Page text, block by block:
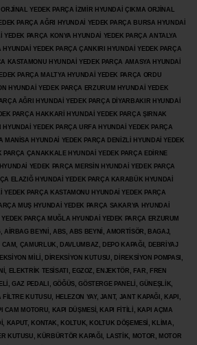
YEDEK PARÇA İZMİR HYUNDAİ ÇIKMA ORJİNAL
PARÇA AĞRI HYUNDAİ YEDEK PARÇA BURSA HYUNDAİ
YEDEK PARÇA KONYA HYUNDAİ YEDEK PARÇA ANTALYA
HYUNDAİ YEDEK PARÇA ÇANKIRI HYUNDAİ YEDEK PARÇA
KASTAMONU HYUNDAİ YEDEK PARÇA AMASYA HYUNDAİ
PARÇA MALTYA HYUNDAİ YEDEK PARÇA ORDU
HYUNDAİ YEDEK PARÇA ERZURUM HYUNDAİ YEDEK
AĞRI HYUNDAİ YEDEK PARÇA DİYARBAKIR HYUNDAİ
PARÇA HAKKARİ HYUNDAİ YEDEK PARÇA ŞIRNAK
HYUNDAİ YEDEK PARÇA URFA HYUNDAİ YEDEK PARÇA
MANİSA HYUNDAİ YEDEK PARÇA DENİZLİ HYUNDAİ YEDEK
PARÇA ÇANAKKALE HYUNDAİ YEDEK PARÇA EDİRNE
YEDEK PARÇA MERSİN HYUNDAİ YEDEK PARÇA
ELAZIĞ HYUNDAİ YEDEK PARÇA KARABÜK HYUNDAİ
YEDEK PARÇA KASTAMONU HYUNDAİ YEDEK PARÇA
MUŞ HYUNDAİ YEDEK PARÇA SAKARYA HYUNDAİ
PARÇA MUĞLA HYUNDAİ YEDEK PARÇA ERZURUM
AİRBAG BEYNİ, ABS, ABS BEYNİ, AMORTİSÖR, BAGAJ,
ÇAMURLUK, DAVLUMBAZ, DEPO KAPAĞI, DEBRİYAJ
MİLİ, DİREKSİYON KUTUSU, DİREKSİYON POMPASI,
ELEKTRİK TESİSATI, EGZOZ, ENJEKTÖR, FAR, FREN
GAZ PEDALI, GÖĞÜS, GÖSTERGE PANELİ, GÜNEŞLİK,
KUTUSU, HELEZON YAY, JANT, JANT KAPAĞI, KAPI,
CAM MOTORU, KAPI DÜŞMESİ, KAPI FİTİLİ, KAPI AÇMA
KAPUT, KONTAK, KOLTUK, KOLTUK DÖŞEMESİ, KLİMA,
KUTUSU, KÜRBÜRTÖR KAPAĞI, LASTİK, MOTOR, MOTOR